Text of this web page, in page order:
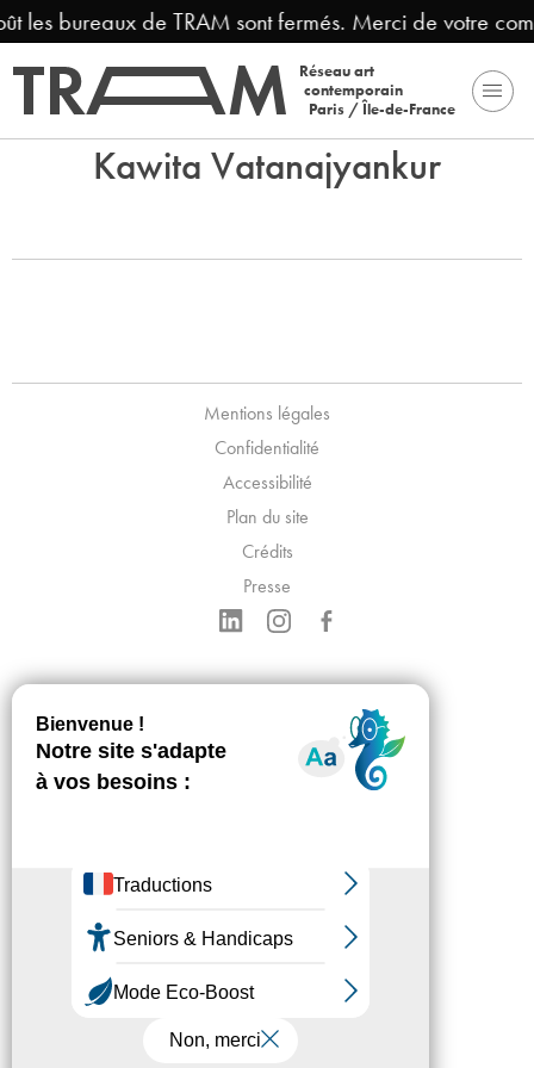
les bureaux de TRAM sont fermés. Merci de votre
Réseau art
contemporain
Paris / Île-de-France
Kawita Vatanajyankur
Mentions légales
Confidentialité
Accessibilité
Plan du site
Crédits
Presse